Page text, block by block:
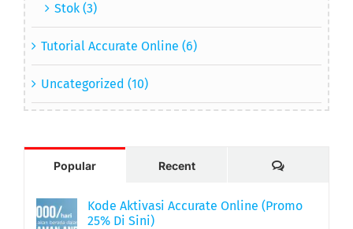
Stok (3)
Tutorial Accurate Online (6)
Uncategorized (10)
Popular Recent Comments
Kode Aktivasi Accurate Online (Promo
25% Di Sini)